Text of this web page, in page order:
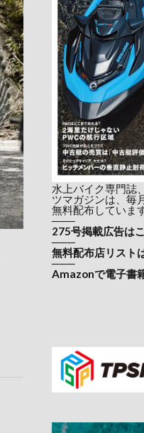
水上バイク専門誌
ツマガジンは、毎
無料配布しています
───
275号掲載広告は
───
無料配布店リスト
───
Amazonで電子書